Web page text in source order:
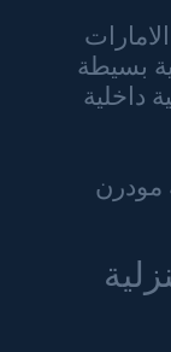
بسيطة
داخلية
مودرن